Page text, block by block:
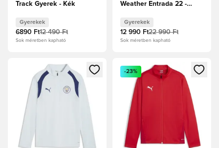
Track Gyerek - Kék
Gyerekek
6890 Ft12 490 Ft
Sok méretben kapható
Weather Entrada 22 -
Gyerek
Gyerekek
12 990 Ft22 990 Ft
Sok méretben kapható
Megnyit egy modált a bejelentkezéshez vagy a tagként
Megnyit egy modált a
-23%